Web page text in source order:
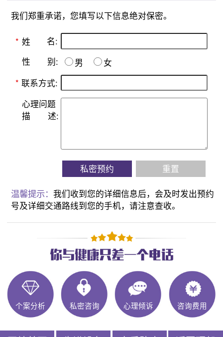
我们郑重承诺，您填写以下信息绝对保密。
* 姓 名:
性 别: 男
女
* 联系方式:
心理问题
描
述:
私密预约 重置
温馨提示：我们收到您的详细信息后，会及时发出预约
号及详细交通路线到您的手机，请注意查收。
个案分析 私密咨询 心理倾诉 咨询费用